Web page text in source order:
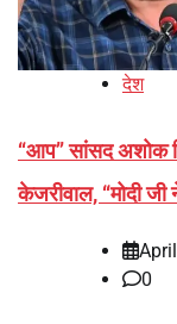
देश
‘‘आप’’ सांसद अशोक
केजरीवाल, ‘‘मोदी
0